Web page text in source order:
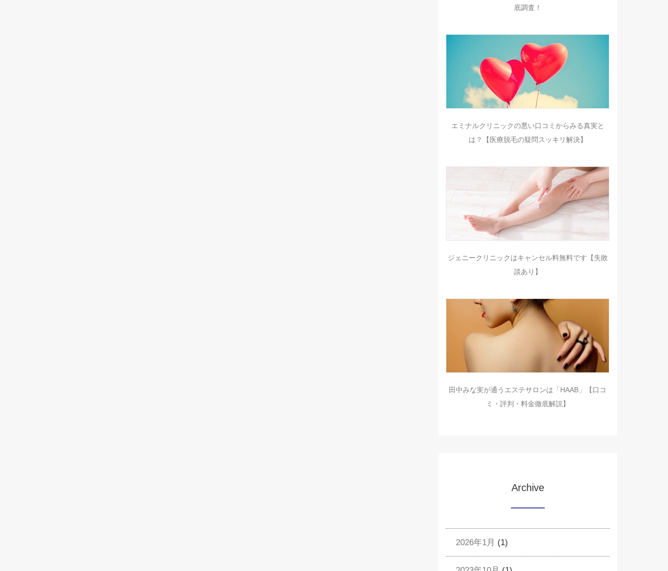
底調査！
エミナルクリニックの悪い口コミからみる真実と
は？【医療脱毛の疑問スッキリ解決】
ジェニークリニックはキャンセル料無料です【失敗
談あり】
田中みな実が通うエステサロンは「HAAB」【口コ
ミ・評判・料金徹底解説】
Archive
2026年1月 (1)